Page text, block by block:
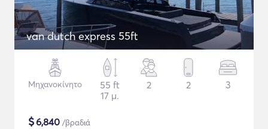
van dutch express 55ft
Μηχανοκίνητο
55 ft
17 μ.
2 2 3
$6,840 /βραδιά